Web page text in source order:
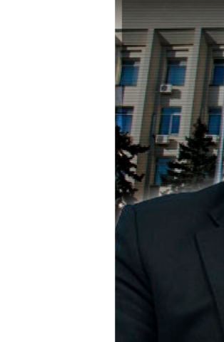
КРЫМ.НЕПОКОРЕННЫЙ
УКРАИНСКАЯ ПРОБЛЕМА КРЫМА